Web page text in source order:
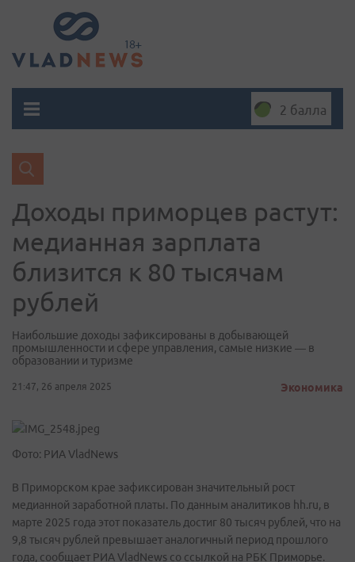
2 балла
Доходы приморцев растут:
медианная зарплата
близится к 80 тысячам
рублей
Наибольшие доходы зафиксированы в добывающей
промышленности и сфере управления, самые низкие — в
образовании и туризме
21:47, 26 апреля 2025 Экономика
Фото: РИА VladNews
В Приморском крае зафиксирован значительный рост
медианной заработной платы. По данным аналитиков hh.ru, в
марте 2025 года этот показатель достиг 80 тысяч рублей, что на
9,8 тысяч рублей превышает аналогичный период прошлого
года, сообщает РИА VladNews со ссылкой на РБК Приморье.